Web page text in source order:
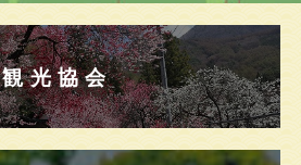
観光協会